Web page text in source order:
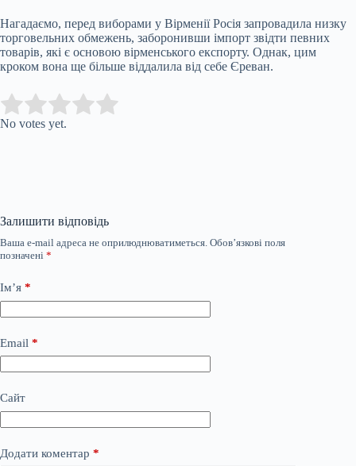
Нагадаємо, перед виборами у Вірменії Росія запровадила низку
торговельних обмежень, заборонивши імпорт звідти певних
товарів, які є основою вірменського експорту. Однак, цим
кроком вона ще більше віддалила від себе Єреван.
Rate this item:
No votes yet.
Залишити відповідь
Ваша e-mail адреса не оприлюднюватиметься. Обов’язкові поля
позначені *
Ім’я *
Email *
Сайт
Додати коментар *